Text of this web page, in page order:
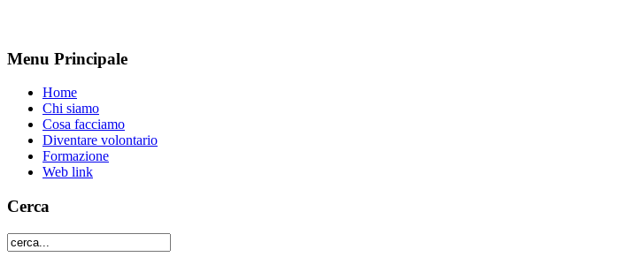
Menu Principale
Home
Chi siamo
Cosa facciamo
Diventare volontario
Formazione
Web link
Cerca